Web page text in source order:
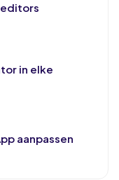
in elke
aanpassen